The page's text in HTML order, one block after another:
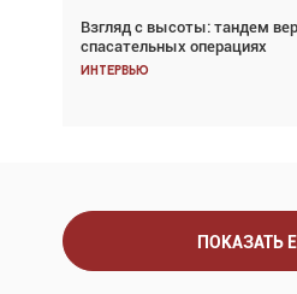
Взгляд с высоты: тандем
спасательных операциях
Интервью
Частный самолёт – это
покупке соответствующим
Интервью
ПОКАЗАТЬ